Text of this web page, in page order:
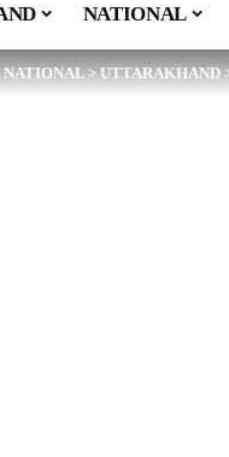
NATIONAL
NATIONAL>UTTARAKHAND